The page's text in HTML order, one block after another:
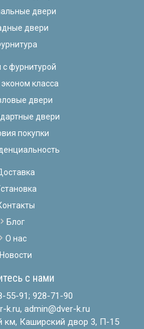
двери
двери
фурнитурой
класса
двери
двери
покупки
Блог
О нас
Новости
с нами
55-91; 928-71-90
k.ru, admin@dver-k.ru
Каширский двор 3, П-15